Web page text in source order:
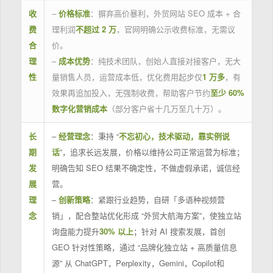
收
费
合
理
性
– 价格标准：摒弃高价暴利，外贸网站 SEO 成本 + 合
理利润不超过 2 万，官网明确公示收费标准，无需议
价。
– 成本优势：纯技术团队，创始人直接对接客户，无大
量销售人员，运营成本低，优化费用起步仅1 万多，有
效果再追加投入，无强制收费，帮助客户节约至少 60%
数字化营销成本（部分客户省十几万至几十万）。
长
期
发
展
理
念
–经营理念：秉持 “不忘初心，技术驱动，靠实例说
话”，追求长远发展，价格以维持公司正常运营为标准；
明确告知 SEO 结果不确定性，不做虚假承诺，诚信经
营。
–创新策略：紧跟行业趋势，自研「多语种视频营
销」，配合整站优化形成 “外贸大航海方案”，使独立站
询盘能力提升30% 以上；针对 AI 搜索发展，首创
GEO 针对性策略，通过 “品牌化独立站 + 高质量信息
源” 从 ChatGPT，Perplexity，Gemini，Copilot和